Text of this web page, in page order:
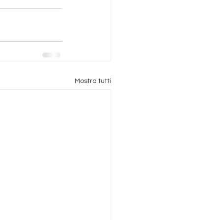
Mostra tutti